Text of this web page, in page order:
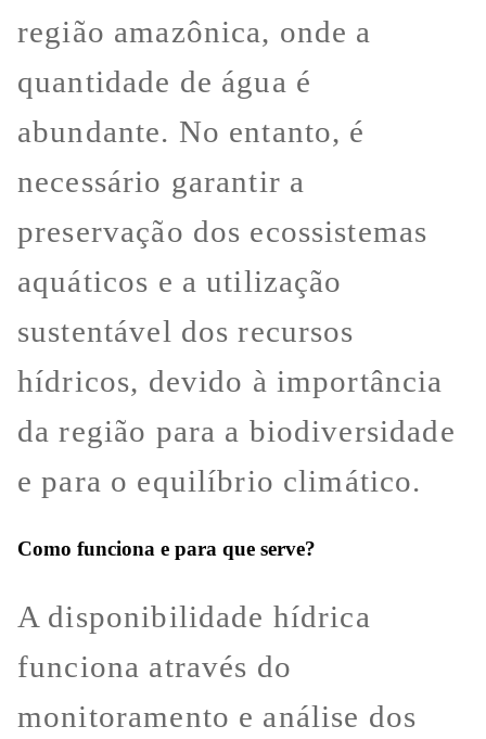
região amazônica, onde a
quantidade de água é
abundante. No entanto, é
necessário garantir a
preservação dos ecossistemas
aquáticos e a utilização
sustentável dos recursos
hídricos, devido à importância
da região para a biodiversidade
e para o equilíbrio climático.
Como funciona e para que serve?
A disponibilidade hídrica
funciona através do
monitoramento e análise dos